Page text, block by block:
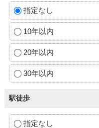
指定なし
10年以内
20年以内
30年以内
駅徒歩
指定なし